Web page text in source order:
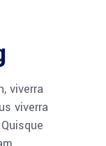
viverra
viverra